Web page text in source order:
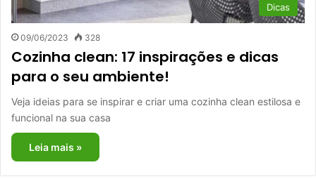
Dicas
09/06/2023 328
Cozinha clean: 17 inspirações e dicas
para o seu ambiente!
Veja ideias para se inspirar e criar uma cozinha clean estilosa e
funcional na sua casa
Leia mais »